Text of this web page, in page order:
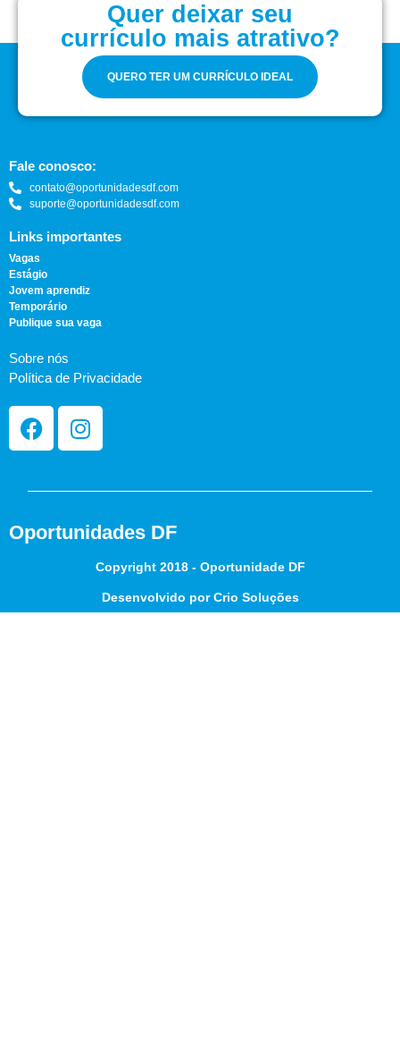
Quer deixar seu
currículo mais atrativo?
QUERO TER UM CURRÍCULO IDEAL
Fale conosco:
contato@oportunidadesdf.com
suporte@oportunidadesdf.com
Links importantes
Vagas
Estágio
Jovem aprendiz
Temporário
Publique sua vaga
Sobre nós
Política de Privacidade
Oportunidades DF
Copyright 2018 - Oportunidade DF
Desenvolvido por Crio Soluções